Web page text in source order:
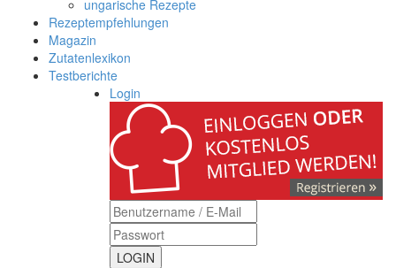
ungarische Rezepte
Rezeptempfehlungen
Magazin
Zutatenlexikon
Testberichte
Login
LOGIN